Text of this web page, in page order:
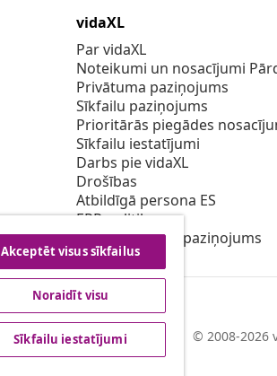
vidaXL
Par vidaXL
Noteikumi un nosacījumi
Privātuma paziņojums
Sīkfailu paziņojums
Prioritārās piegādes
Sīkfailu iestatījumi
Darbs pie vidaXL
Drošības
Atbildīgā persona ES
EPR politiku
Piekļūstamības paziņojums
© 2008-2026
Akceptēt visus sīkfailus
Noraidīt visu
Sīkfailu iestatījumi